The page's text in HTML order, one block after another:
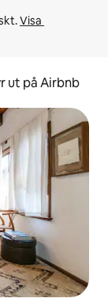
Visa
ut på Airbnb